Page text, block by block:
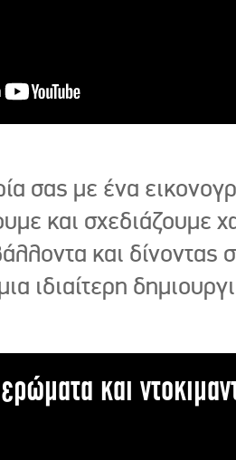
σας με ένα
και σχεδιάζουμε
και δίνοντας
ιδιαίτερη
και